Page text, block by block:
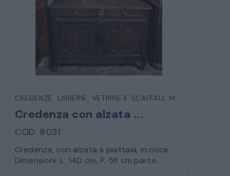
CREDENZE, LIBRERIE, VETRINE E SCAFFALI, MOBILI
Credenza con alzata ...
COD: 8031
Credenza, con alzata a piattaia, in noce.
Dimensioni: L. 140 cm, P. 58 cm parte...